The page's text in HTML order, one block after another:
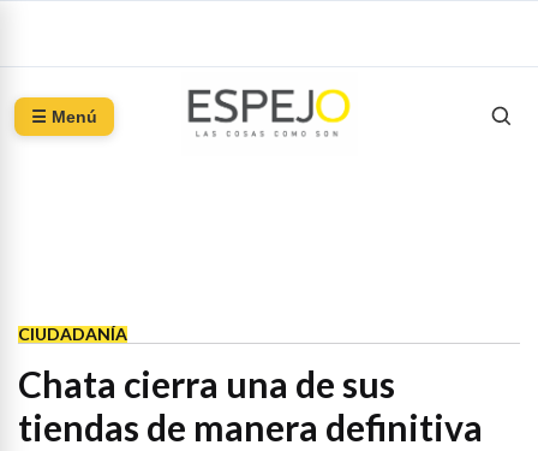
☰ Menú
CIUDADANÍA
Chata cierra una de sus
tiendas de manera definitiva